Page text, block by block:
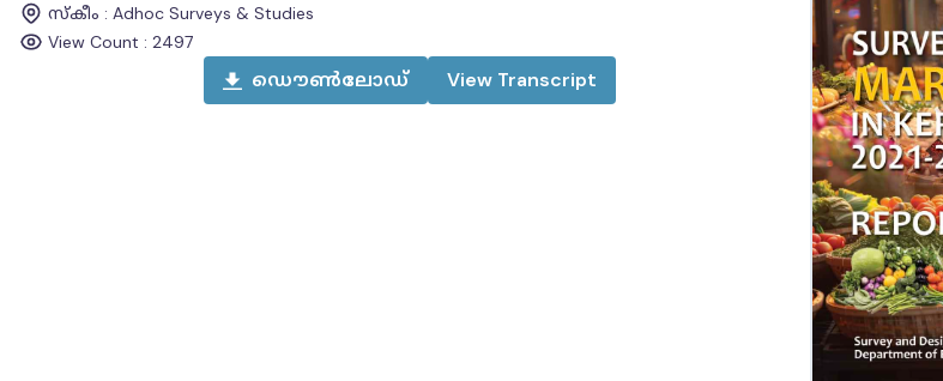
സ്കീം : Adhoc Surveys & Studies
View Count : 2497
ഡൌൺലോഡ് View Transcript